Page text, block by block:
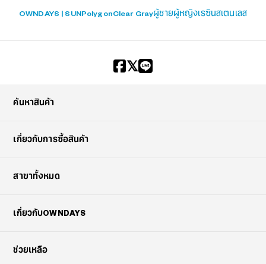
OWNDAYS | SUNPolygonClear Grayผู้ชายผู้หญิงเรซินสเตนเลส
?
ค้นหาสินค้า
เกี่ยวกับการซื้อสินค้า
สาขาทั้งหมด
เกี่ยวกับOWNDAYS
ช่วยเหลือ